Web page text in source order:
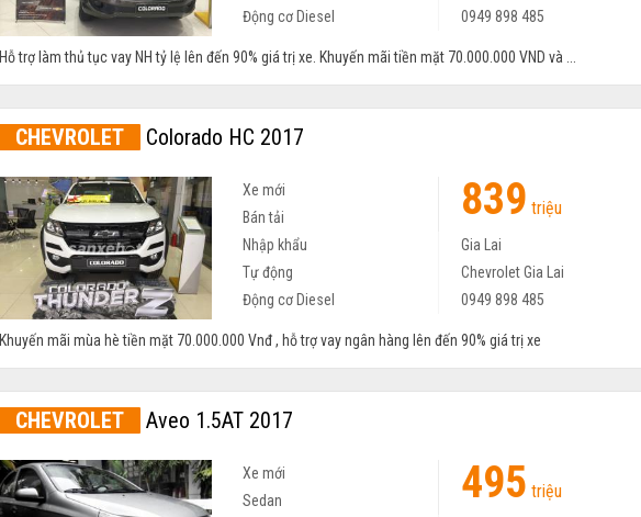
Động cơ Diesel
0949 898 485
Hỗ trợ làm thủ tục vay NH tỷ lệ lên đến 90% giá trị xe. Khuyến mãi tiền mặt 70.000.000 VND và ...
CHEVROLET Colorado HC 2017
Xe mới 839 triệu
Bán tải
Nhập khẩu
Gia Lai
Tự động
Chevrolet Gia Lai
Động cơ Diesel
0949 898 485
Khuyến mãi mùa hè tiền mặt 70.000.000 Vnđ , hỗ trợ vay ngân hàng lên đến 90% giá trị xe
CHEVROLET Aveo 1.5AT 2017
Xe mới 495 triệu
Sedan